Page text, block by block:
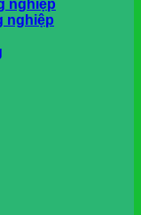
nghiệp
nghiệp